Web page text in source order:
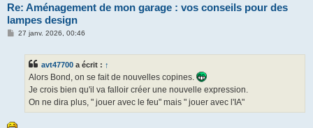
Re: Aménagement de mon garage : vos conseils pour des
lampes design
M27 janv. 2026, 00:46
avt47700 a écrit : ↑
Alors Bond, on se fait de nouvelles copines.
Je crois bien qu'il va falloir créer une nouvelle expression.
On ne dira plus, " jouer avec le feu" mais " jouer avec l'IA"